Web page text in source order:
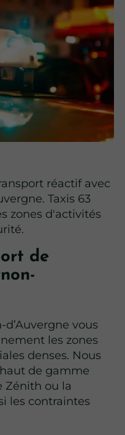
réactif avec
Taxis 63
zones d'activités
de
d’Auvergne vous
les zones
denses. Nous
de gamme
Zénith ou la
les contraintes